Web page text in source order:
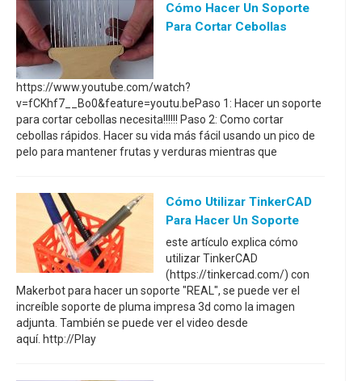
Cómo Hacer Un Soporte
Para Cortar Cebollas
https://www.youtube.com/watch?
v=fCKhf7__Bo0&feature=youtu.bePaso 1: Hacer un soporte
para cortar cebollas necesita!!!!!! Paso 2: Como cortar
cebollas rápidos. Hacer su vida más fácil usando un pico de
pelo para mantener frutas y verduras mientras que
Cómo Utilizar TinkerCAD
Para Hacer Un Soporte
este artículo explica cómo
utilizar TinkerCAD
(https://tinkercad.com/) con
Makerbot para hacer un soporte "REAL", se puede ver el
increíble soporte de pluma impresa 3d como la imagen
adjunta. También se puede ver el video desde
aquí. http://Play